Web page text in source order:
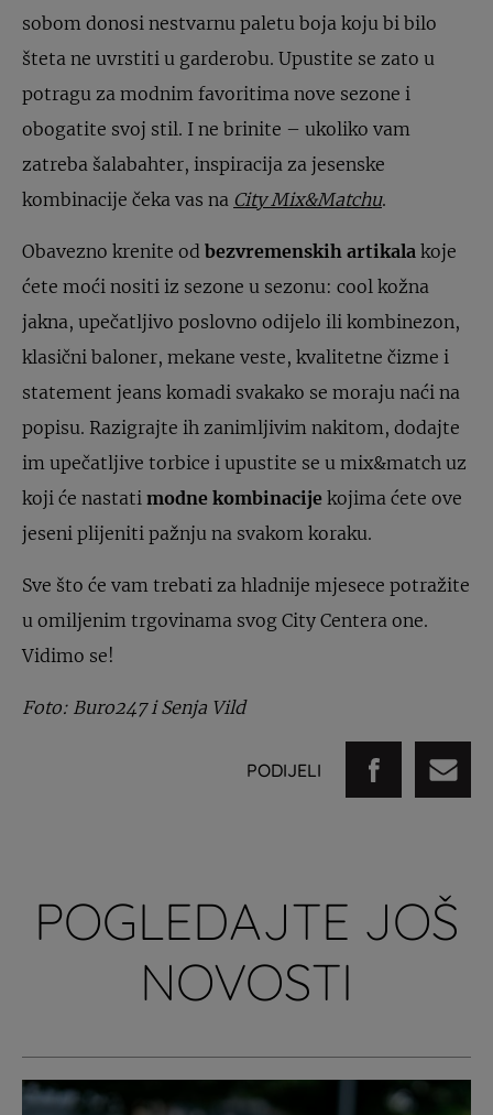
sobom donosi nestvarnu paletu boja koju bi bilo
šteta ne uvrstiti u garderobu. Upustite se zato u
potragu za modnim favoritima nove sezone i
obogatite svoj stil. I ne brinite – ukoliko vam
zatreba šalabahter, inspiracija za jesenske
kombinacije čeka vas na City Mix&Matchu.
Obavezno krenite od bezvremenskih artikala koje
ćete moći nositi iz sezone u sezonu: cool kožna
jakna, upečatljivo poslovno odijelo ili kombinezon,
klasični baloner, mekane veste, kvalitetne čizme i
statement jeans komadi svakako se moraju naći na
popisu. Razigrajte ih zanimljivim nakitom, dodajte
im upečatljive torbice i upustite se u mix&match uz
koji će nastati modne kombinacije kojima ćete ove
jeseni plijeniti pažnju na svakom koraku.
Sve što će vam trebati za hladnije mjesece potražite
u omiljenim trgovinama svog City Centera one.
Vidimo se!
Foto: Buro247 i Senja Vild
PODIJELI
POGLEDAJTE JOŠ
NOVOSTI